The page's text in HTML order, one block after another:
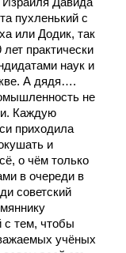
пухленький с
или Додик, так
практически
наук и
А дядя….
не
Каждую
приходила
и
о чём только
в очереди в
советский
с тем, чтобы
учёных